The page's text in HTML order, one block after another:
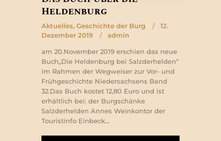
Heldenburg
Aktuelles, Geschichte der Burg
12.
Dezember 2019
admin
am 20.November 2019 erschien das neue
Buch„Die Heldenburg bei Salzderhelden“
im Rahmen der Wegweiser zur Vor- und
Frühgeschichte Niedersachsens Band
32.Das Buch kostet 12,80 Euro und ist
erhältlich bei: der Burgschänke
Salzderhelden Annes Weinkontor der
Touristinfo Einbeck…